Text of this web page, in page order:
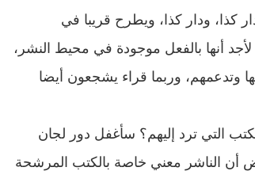
كذا، ودار كذا، ويطرح قريبا في
أنها بالفعل موجودة في محيط النشر،
وتدعمهم، وربما قراء يشجعون أيضا
التي ترد إليهم؟ سأغفل دور لجان
أن الناشر معني خاصة بالكتب المرشحة